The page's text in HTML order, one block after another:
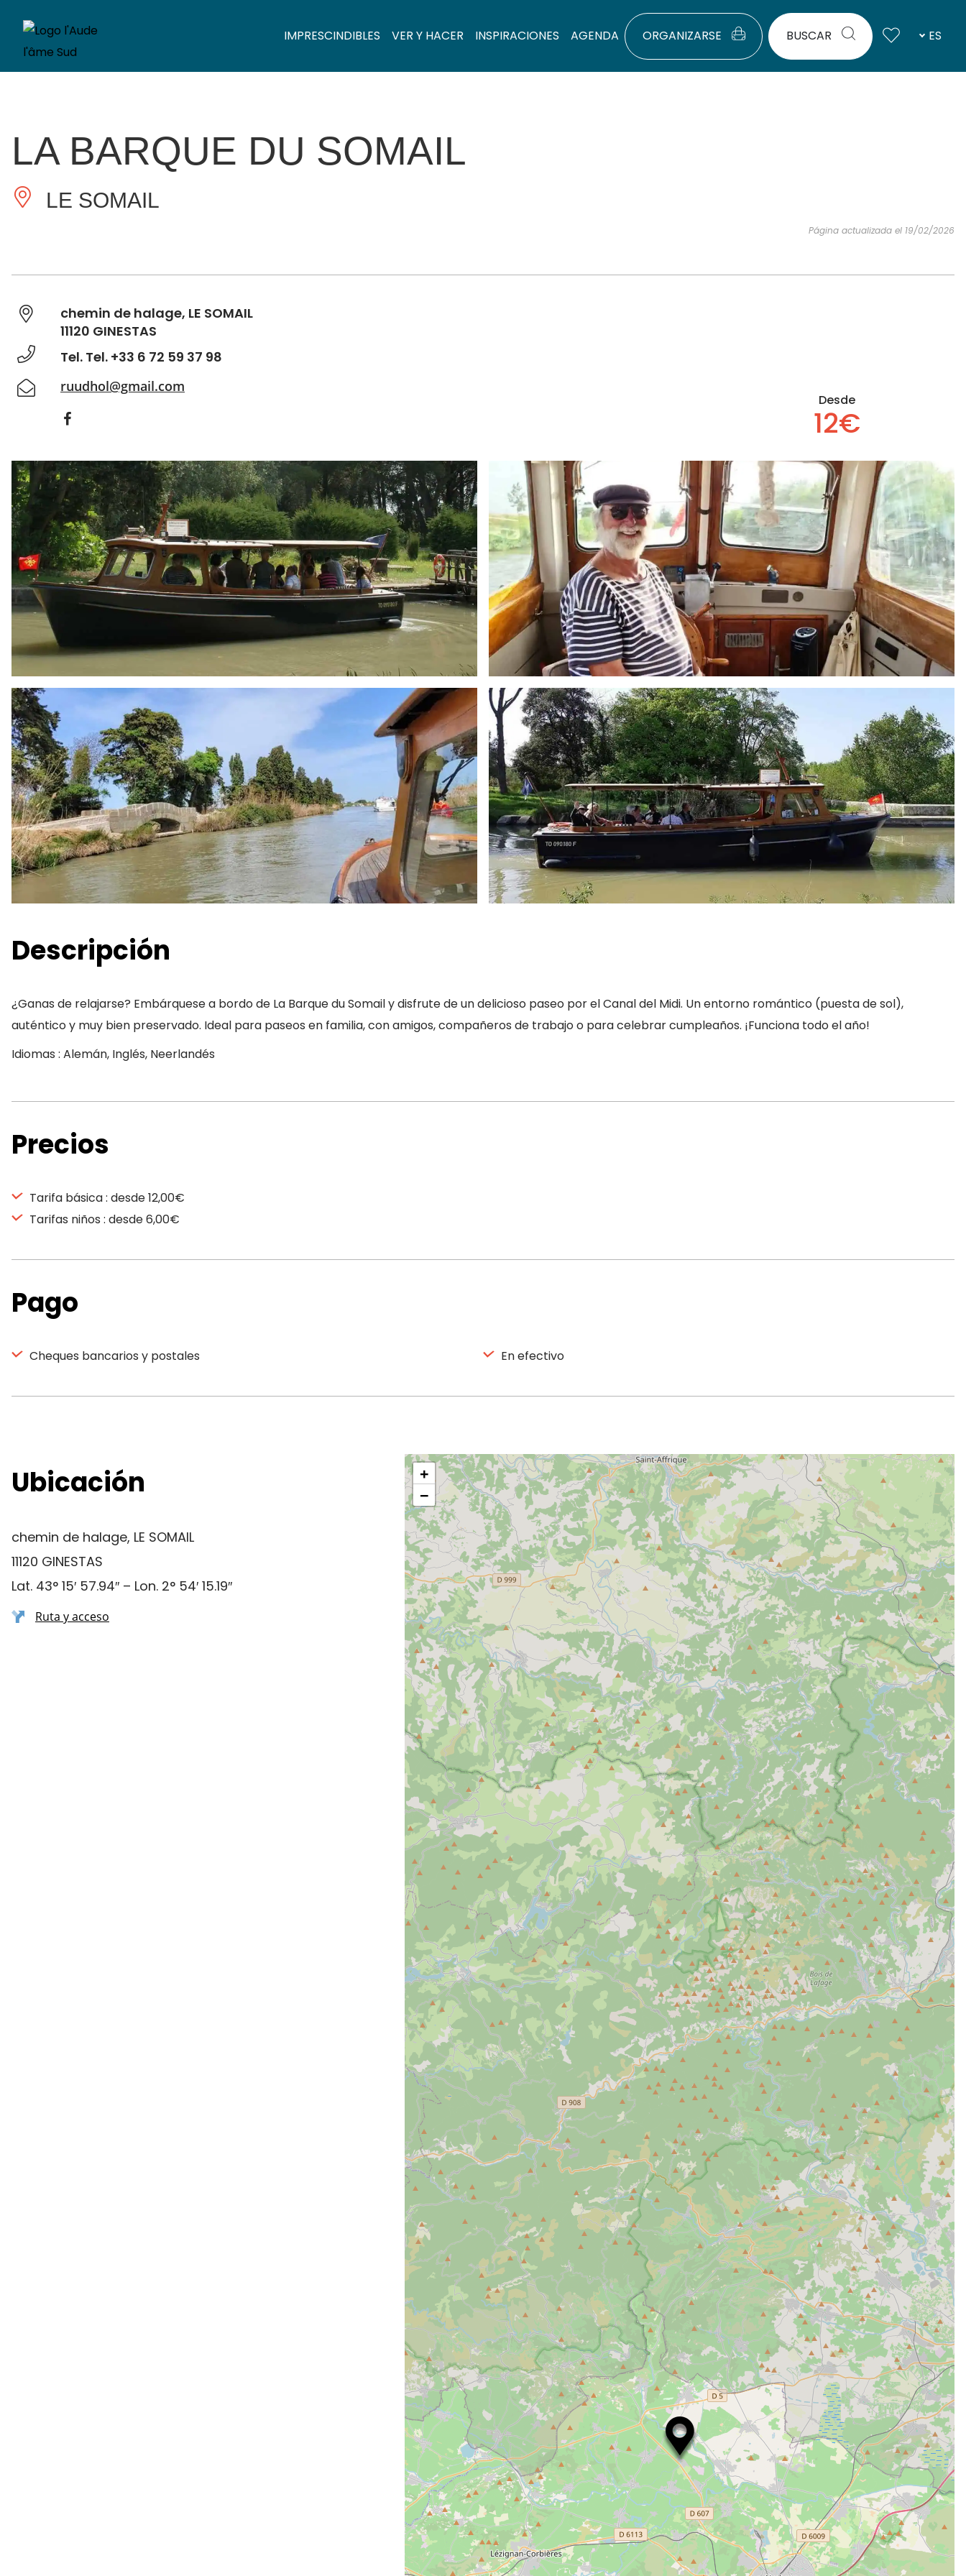
IMPRESCINDIBLES VER Y HACER INSPIRACIONES AGENDA ORGANIZARSE BUSCAR ES
LA BARQUE DU SOMAIL
LE SOMAIL
Página actualizada el 19/02/2026
chemin de halage, LE SOMAIL
11120 GINESTAS
Tel. Tel. +33 6 72 59 37 98
ruudhol@gmail.com
Desde
12€
Descripción
¿Ganas de relajarse? Embárquese a bordo de La Barque du Somail y disfrute de un delicioso paseo por el Canal del Midi. Un entorno romántico (puesta de sol),
auténtico y muy bien preservado. Ideal para paseos en familia, con amigos, compañeros de trabajo o para celebrar cumpleaños. ¡Funciona todo el año!
Idiomas : Alemán, Inglés, Neerlandés
Precios
Tarifa básica : desde 12,00€
Tarifas niños : desde 6,00€
Pago
Cheques bancarios y postales En efectivo
Ubicación
chemin de halage, LE SOMAIL
11120 GINESTAS
Lat. 43° 15′ 57.94″ – Lon. 2° 54′ 15.19″
Ruta y acceso
+
−